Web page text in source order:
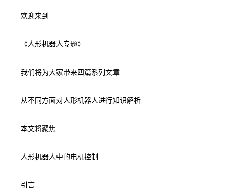
欢迎来到
《人形机器人专题》
我们将为大家带来四篇系列文章
从不同方面对人形机器人进行知识解析
本文将聚焦
人形机器人中的电机控制
引言